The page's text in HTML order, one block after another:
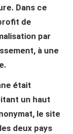
Dans ce
de
par
à une
était
un haut
le site
deux pays